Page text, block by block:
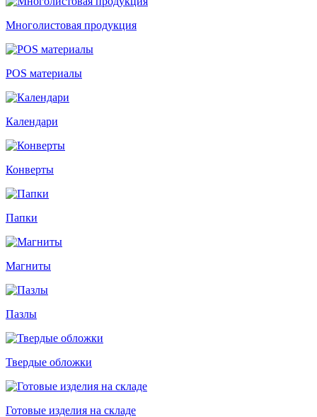
Многолистовая продукция
POS материалы
Календари
Конверты
Папки
Магниты
Пазлы
Твердые обложки
Готовые изделия на складе